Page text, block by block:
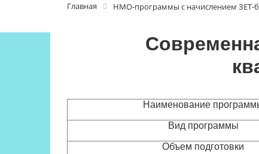
Главная НМО-программы с начислением ЗЕТ-
Наименование
Вид программы
Объем подготовки